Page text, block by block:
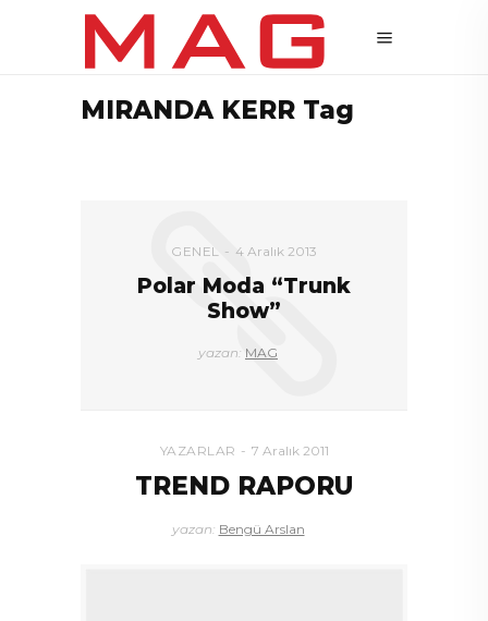
MIRANDA KERR Tag
GENEL 4 Aralık 2013
Polar Moda “Trunk
Show”
yazan: MAG
YAZARLAR 7 Aralık 2011
TREND RAPORU
yazan: Bengü Arslan